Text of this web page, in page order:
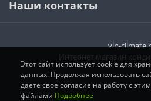
Наши контакты
vip-
Интернет магазин
Этот сайт использует cookie для
данных. Продолжая использовать
даете свое согласие на работу с
файлами Подробнее